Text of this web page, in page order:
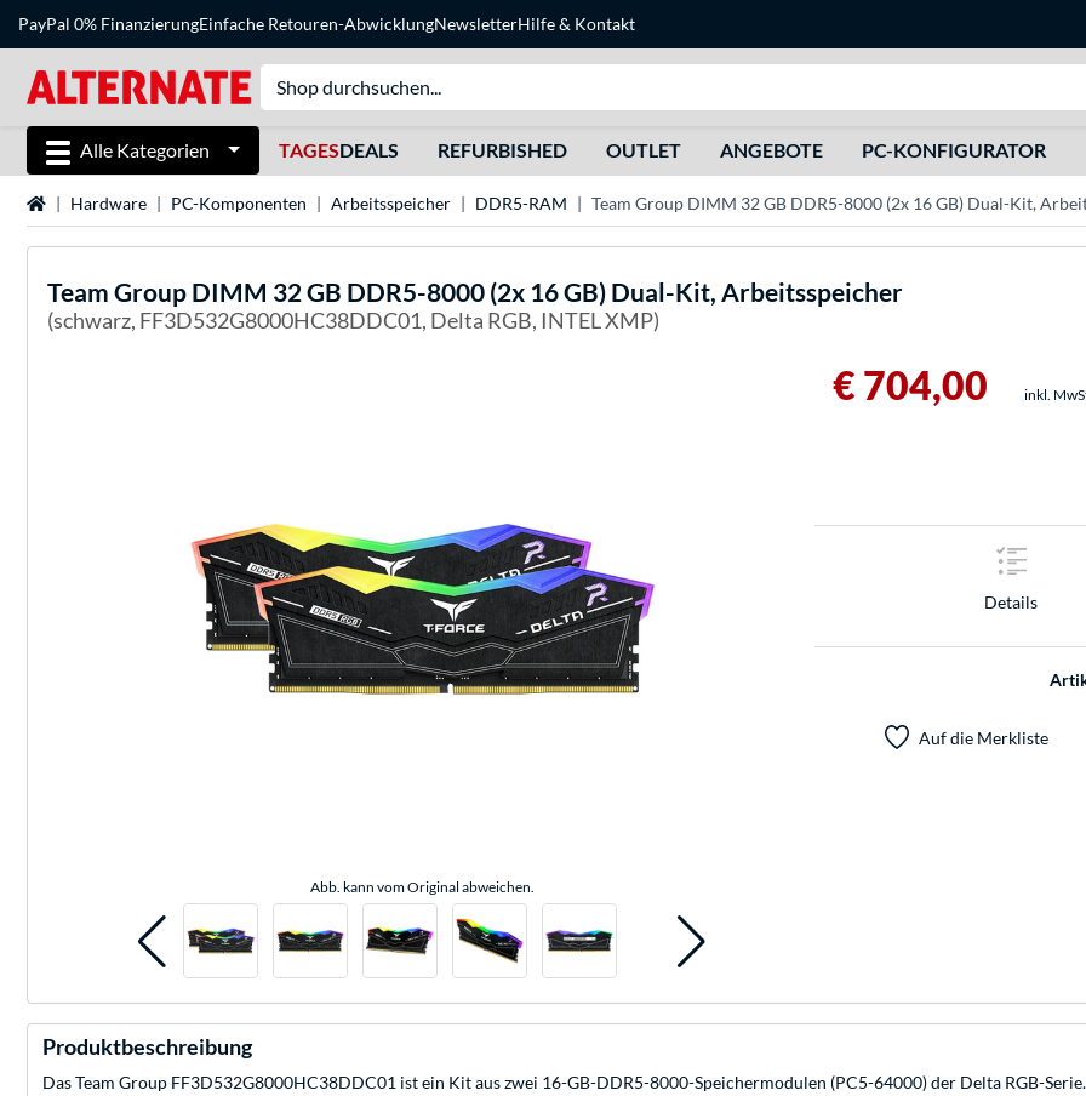
PayPal 0% FinanzierungEinfache Retouren-AbwicklungNewsletterHilfe& Kontakt
Alle Kategorien TAGESDEALS REFURBISHED OUTLET ANGEBOTE PC-KONFIGURATOR
StartseiteHardware PC-Komponenten Arbeitsspeicher DDR5-RAM Team Group DIMM 32 GB DDR5-8000 (2x 16 GB) Dual-Kit,
Team Group DIMM 32 GB DDR5-8000 (2x 16 GB) Dual-Kit, Arbeitsspeicher
(schwarz, FF3D532G8000HC38DDC01, Delta RGB, INTEL XMP)
Abb. kann vom Original abweichen.
€ 704,00 inkl.
Details
Auf die Merkliste
Produktbeschreibung
Das Team Group FF3D532G8000HC38DDC01 ist ein Kit aus zwei 16-GB-DDR5-8000-Speichermodulen (PC5-64000) der Delta RGB-